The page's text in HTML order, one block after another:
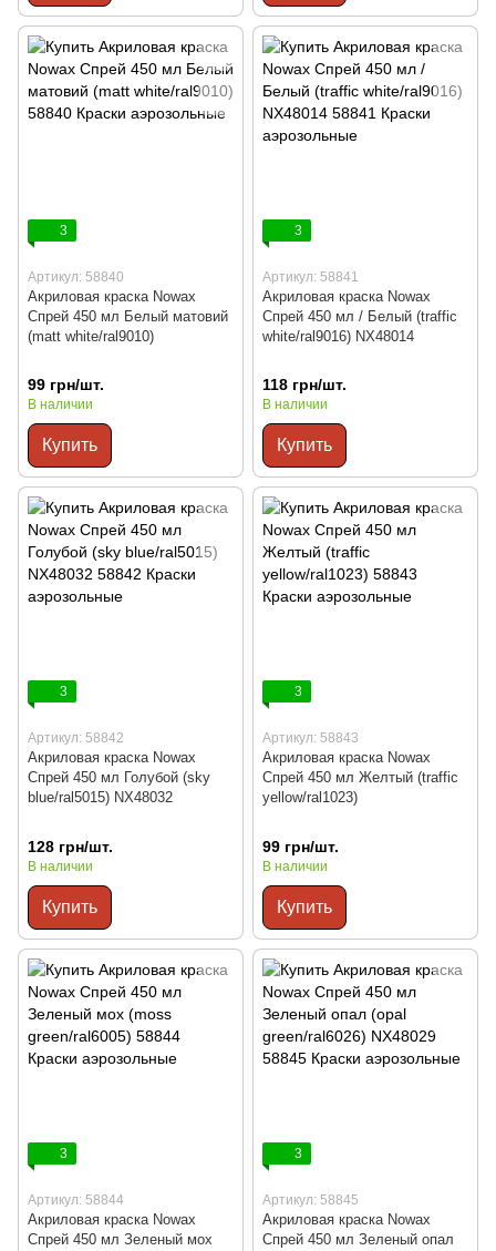
3
Артикул: 58840
Акриловая краска Nowax
Спрей 450 мл Белый матовий
(matt white/ral9010)
99 грн/шт.
В наличии
Купить
3
Артикул: 58841
Акриловая краска Nowax
Спрей 450 мл / Белый (traffic
white/ral9016) NX48014
118 грн/шт.
В наличии
Купить
3
Артикул: 58842
Акриловая краска Nowax
Спрей 450 мл Голубой (sky
blue/ral5015) NX48032
128 грн/шт.
В наличии
Купить
3
Артикул: 58843
Акриловая краска Nowax
Спрей 450 мл Желтый (traffic
yellow/ral1023)
99 грн/шт.
В наличии
Купить
3
Артикул: 58844
Акриловая краска Nowax
Спрей 450 мл Зеленый мох
3
Артикул: 58845
Акриловая краска Nowax
Спрей 450 мл Зеленый опал